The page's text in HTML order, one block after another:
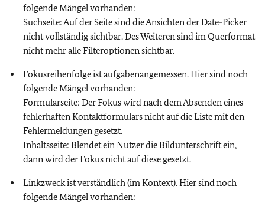
folgende Mängel vorhanden:
Suchseite: Auf der Seite sind die Ansichten der Date-Picker
nicht vollständig sichtbar. Des Weiteren sind im Querformat
nicht mehr alle Filteroptionen sichtbar.
Fokusreihenfolge ist aufgabenangemessen. Hier sind noch
folgende Mängel vorhanden:
Formularseite: Der Fokus wird nach dem Absenden eines
fehlerhaften Kontaktformulars nicht auf die Liste mit den
Fehlermeldungen gesetzt.
Inhaltsseite: Blendet ein Nutzer die Bildunterschrift ein,
dann wird der Fokus nicht auf diese gesetzt.
Linkzweck ist verständlich (im Kontext). Hier sind noch
folgende Mängel vorhanden: